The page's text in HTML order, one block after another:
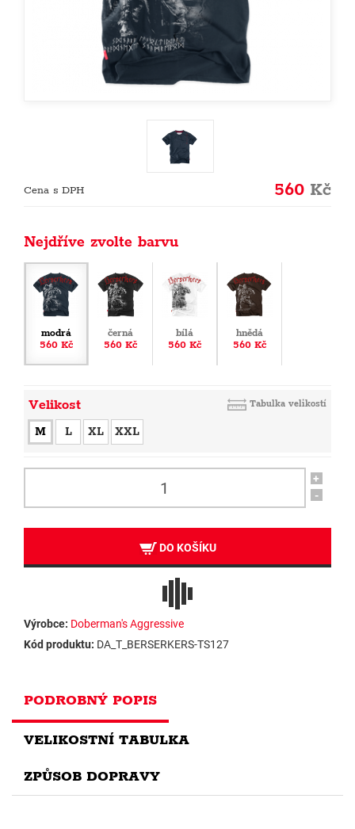
Cena s DPH 560 Kč
Nejdříve zvolte barvu
modrá
560 Kč
černá
560 Kč
bílá
560 Kč
hnědá
560 Kč
Velikost Tabulka velikostí
M L XL XXL
+
-
DO KOŠÍKU
Výrobce: Doberman's Aggressive
Kód produktu: DA_T_BERSERKERS-TS127
PODROBNÝ POPIS
VELIKOSTNÍ TABULKA
ZPŮSOB DOPRAVY